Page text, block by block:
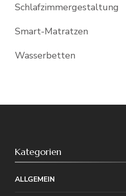
Schlafzimmergestaltung
Smart-Matratzen
Wasserbetten
Kategorien
ALLGEMEIN